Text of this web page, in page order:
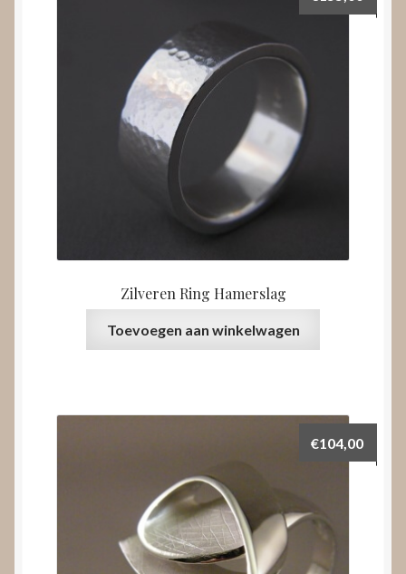
Zilveren Ring Hamerslag
Toevoegen aan winkelwagen
€104,00